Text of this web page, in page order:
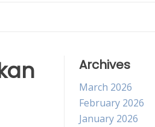
Archives
March 2026
February 2026
January 2026